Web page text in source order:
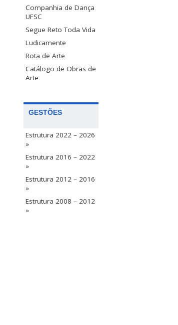
Companhia de Dança
UFSC
Segue Reto Toda Vida
Ludicamente
Rota de Arte
Catálogo de Obras de
Arte
GESTÕES
Estrutura 2022 – 2026
»
Estrutura 2016 – 2022
»
Estrutura 2012 – 2016
»
Estrutura 2008 – 2012
»